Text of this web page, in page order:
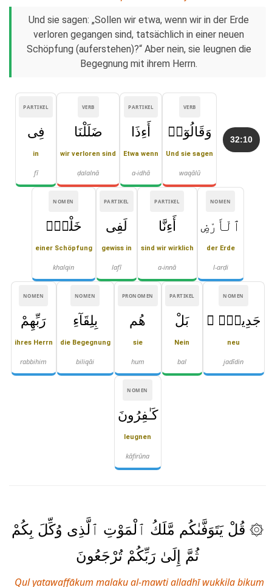
Und sie sagen: „Sollen wir etwa, wenn wir in der Erde
verloren gegangen sind, tatsächlich in einer neuen
Schöpfung (auferstehen)?“ Aber nein, sie leugnen die
Begegnung mit ihrem Herrn.
32:10
VERB
وَقَالُوٓا۟
Und sie sagen
waqālū
PARTIKEL
أَءِذَا
Etwa wenn
a-idhā
VERB
ضَلَلْنَا
wir verloren sind
ḍalalnā
PARTIKEL
فِى
in
fī
NOMEN
ٱلْأَرْضِ
der Erde
l-arḍi
PARTIKEL
أَءِنَّا
sind wir wirklich
a-innā
PARTIKEL
لَفِى
gewiss in
lafī
NOMEN
خَلْقٍۢ
einer Schöpfung
khalqin
NOMEN
جَدِيدٍۭ ۚ
neu
jadīdin
PARTIKEL
بَلْ
Nein
bal
PRONOMEN
هُم
sie
hum
NOMEN
بِلِقَآءِ
die Begegnung
biliqāi
NOMEN
رَبِّهِمْ
ihres Herrn
rabbihim
NOMEN
كَـٰفِرُونَ
leugnen
kāfirūna
۞ قُلْ يَتَوَفَّىٰكُم مَّلَكُ ٱلْمَوْتِ ٱلَّذِى وُكِّلَ بِكُمْ
ثُمَّ إِلَىٰ رَبِّكُمْ تُرْجَعُونَ
Qul yatawaffākum malaku al-mawti alladhī wukkila bikum